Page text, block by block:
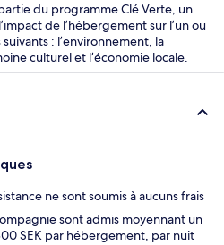
du programme Clé Verte, un
de l’hébergement sur l’un ou
: l’environnement, la
culturel et l’économie locale.
ne sont soumis à aucuns frais
sont admis moyennant un
SEK par hébergement, par nuit